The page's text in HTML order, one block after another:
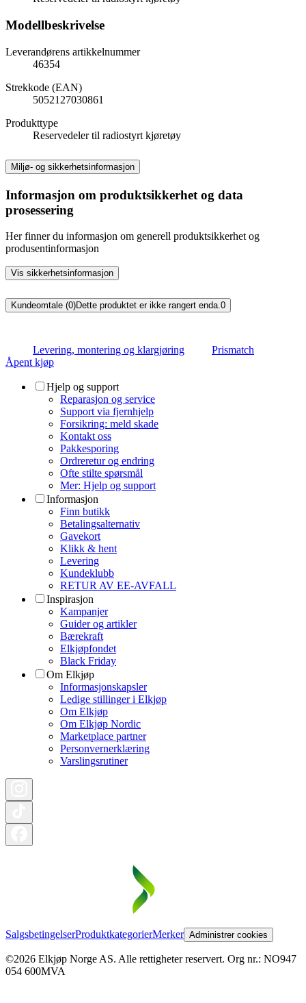
Modellbeskrivelse
Leverandørens artikkelnummer
46354
Strekkode (EAN)
5052127030861
Produkttype
Reservedeler til radiostyrt kjøretøy
Miljø- og sikkerhetsinformasjon
Informasjon om produktsikkerhet og data
prosessering
Her finner du informasjon om generell produktsikkerhet og
produsentinformasjon
Vis sikkerhetsinformasjon
Kundeomtale (0)Dette produktet er ikke rangert enda.0
Levering, montering og klargjøring
Prismatch
Åpent kjøp
Hjelp og support
Reparasjon og service
Support via fjernhjelp
Forsikring: meld skade
Kontakt oss
Pakkesporing
Ordreretur og endring
Ofte stilte spørsmål
Mer: Hjelp og support
Informasjon
Finn butikk
Betalingsalternativ
Gavekort
Klikk & hent
Levering
Kundeklubb
RETUR AV EE-AVFALL
Inspirasjon
Kampanjer
Guider og artikler
Bærekraft
Elkjøpfondet
Black Friday
Om Elkjøp
Informasjonskapsler
Ledige stillinger i Elkjøp
Om Elkjøp
Om Elkjøp Nordic
Marketplace partner
Personvernerklæring
Varslingsrutiner
SalgsbetingelserProduktkategorierMerker Administrer cookies
©2026 Elkjøp Norge AS. Alle rettigheter reservert. Org nr.: NO947
054 600MVA